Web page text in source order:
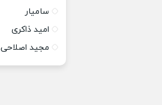
سامیار
امید ذاکری
مجید اصلاحی